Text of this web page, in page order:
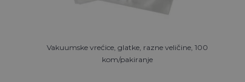
Vakuumske vrećice, glatke, razne veličine, 100
kom/pakiranje